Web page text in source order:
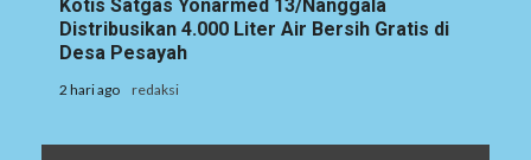
Kotis Satgas Yonarmed 13/Nanggala
Distribusikan 4.000 Liter Air Bersih Gratis di
Desa Pesayah
2 hari ago redaksi